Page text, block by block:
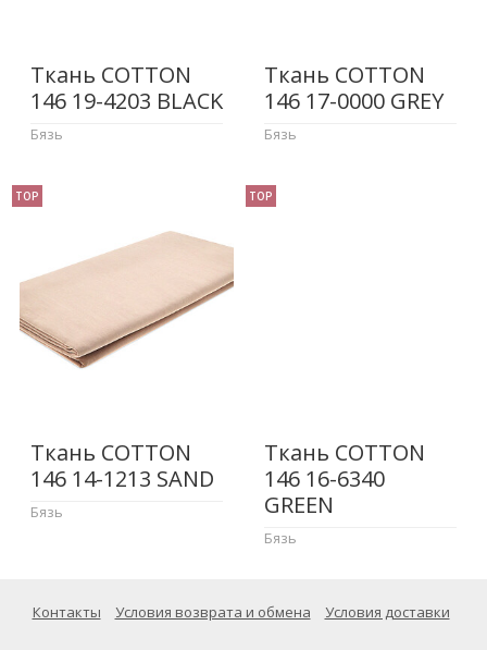
Ткань COTTON
146 19-4203 BLACK
Бязь
Ткань COTTON
146 17-0000 GREY
Бязь
TOP
Ткань COTTON
146 14-1213 SAND
Бязь
TOP
Ткань COTTON
146 16-6340
GREEN
Бязь
Контакты Условия возврата и обмена Условия доставки